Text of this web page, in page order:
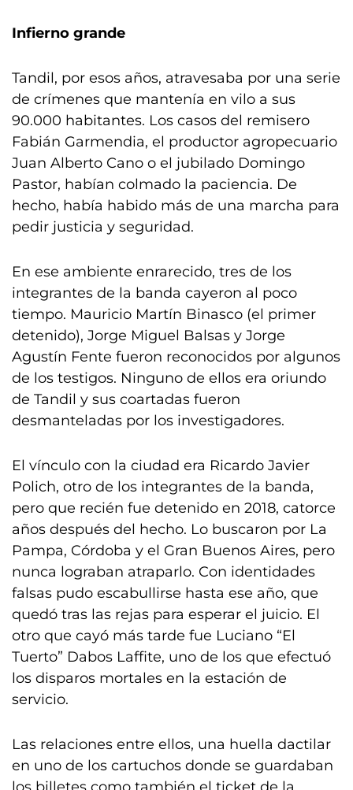
Infierno grande
Tandil, por esos años, atravesaba por una serie
de crímenes que mantenía en vilo a sus
90.000 habitantes. Los casos del remisero
Fabián Garmendia, el productor agropecuario
Juan Alberto Cano o el jubilado Domingo
Pastor, habían colmado la paciencia. De
hecho, había habido más de una marcha para
pedir justicia y seguridad.
En ese ambiente enrarecido, tres de los
integrantes de la banda cayeron al poco
tiempo. Mauricio Martín Binasco (el primer
detenido), Jorge Miguel Balsas y Jorge
Agustín Fente fueron reconocidos por algunos
de los testigos. Ninguno de ellos era oriundo
de Tandil y sus coartadas fueron
desmanteladas por los investigadores.
El vínculo con la ciudad era Ricardo Javier
Polich, otro de los integrantes de la banda,
pero que recién fue detenido en 2018, catorce
años después del hecho. Lo buscaron por La
Pampa, Córdoba y el Gran Buenos Aires, pero
nunca lograban atraparlo. Con identidades
falsas pudo escabullirse hasta ese año, que
quedó tras las rejas para esperar el juicio. El
otro que cayó más tarde fue Luciano “El
Tuerto” Dabos Laffite, uno de los que efectuó
los disparos mortales en la estación de
servicio.
Las relaciones entre ellos, una huella dactilar
en uno de los cartuchos donde se guardaban